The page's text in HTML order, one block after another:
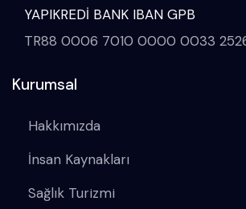
YAPIKREDİ BANK IBAN GPB
TR88 0006 7010 0000 0033
Kurumsal
Hakkımızda
İnsan Kaynakları
Sağlık Turizmi